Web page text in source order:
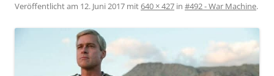
Veröffentlicht am 12. Juni 2017 mit640 × 427 in #492 - War Machine.